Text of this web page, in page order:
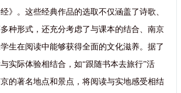
》。这些经典作品的选取不仅涵盖了诗歌、
种形式，还充分考虑了与课本的结合、南京
生在阅读中能够获得全面的文化滋养。据了
实际体验相结合，如“跟随书本去旅行”活
的著名地点和景点，将阅读与实地感受相结